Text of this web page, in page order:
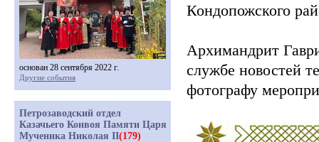
Кондопожского
Архимандрит
службе новостей
фотографу
основан 28 сентября 2022 г.
Другие события
Петрозаводский отдел
Казачьего Конвоя Памяти Царя
Мученика Николая II(179)